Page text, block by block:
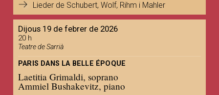
Lieder de Schubert, Wolf, Rihm i Mahler
Dijous 19 de febrer de 2026
20 h
Teatre de Sarrià
PARIS DANS LA BELLE ÉPOQUE
Laetitia Grimaldi, soprano
Ammiel Bushakevitz, piano